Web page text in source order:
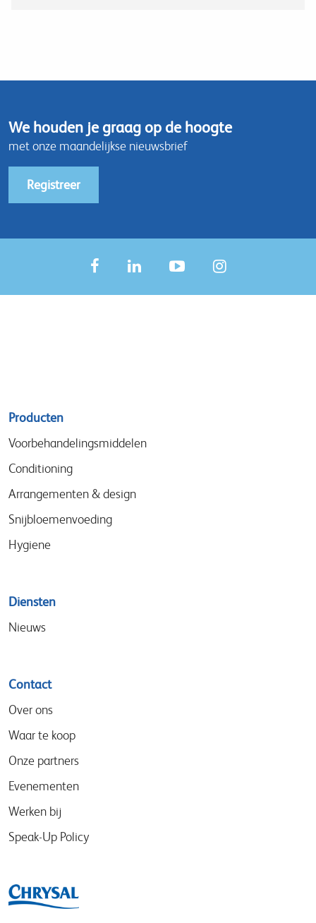
We houden je graag op de hoogte
met onze maandelijkse nieuwsbrief
Registreer
Sitemap
menu
Producten
Voorbehandelingsmiddelen
Conditioning
Arrangementen & design
Snijbloemenvoeding
Hygiene
Diensten
Nieuws
Contact
Over ons
Waar te koop
Onze partners
Evenementen
Werken bij
Speak-Up Policy